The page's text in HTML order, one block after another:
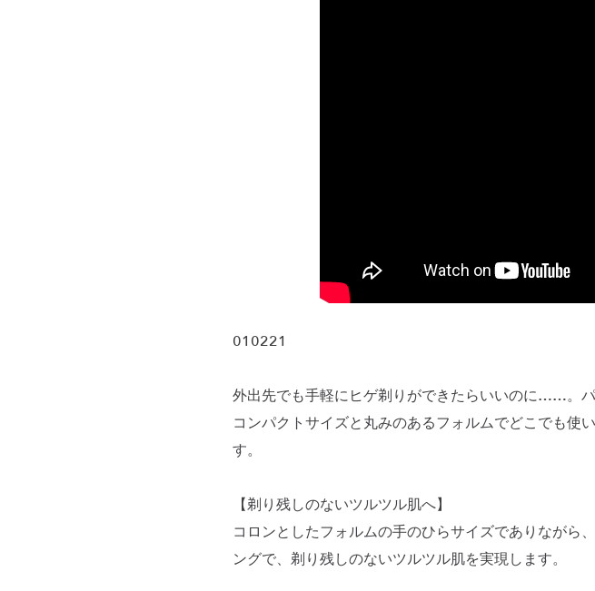
010221
外出先でも手軽にヒゲ剃りができたらいいのに……。
コンパクトサイズと丸みのあるフォルムでどこでも使
す。
【剃り残しのないツルツル肌へ】
コロンとしたフォルムの手のひらサイズでありながら
ングで、剃り残しのないツルツル肌を実現します。